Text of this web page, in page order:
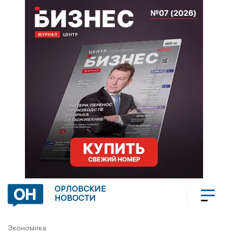
ОРЛОВСКИЕ
НОВОСТИ
Экономика